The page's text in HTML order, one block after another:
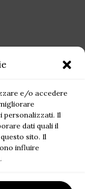
e/o accedere
personalizzati. Il
dati quali il
sito. Il
influire
è per sempre!